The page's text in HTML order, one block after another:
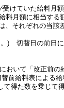
けていた給料月
料月額に相当する
、それぞれの当該
) 切替日の前日
において「改正前の
前給料表による
て得た数を乗じて